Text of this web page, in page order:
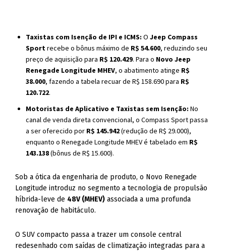
Taxistas com Isenção de IPI e ICMS: OJeep Compass
Sportrecebe o bônus máximo de R$ 54.600, reduzindo seu
preço de aquisição para R$ 120.429. Para o Novo Jeep
Renegade Longitude MHEV, o abatimento atinge R$
38.000, fazendo a tabela recuar de R$ 158.690 para R$
120.722.
Motoristas de Aplicativo e Taxistas sem Isenção: No
canal de venda direta convencional, o Compass Sport passa
a ser oferecido por R$ 145.942(redução de R$ 29.000),
enquanto o Renegade Longitude MHEV é tabelado em R$
143.138(bônus de R$ 15.600).
Sob a ótica da engenharia de produto, o Novo Renegade
Longitude introduz no segmento a tecnologia de propulsão
híbrida-leve de 48V (MHEV) associada a uma profunda
renovação de habitáculo.
O SUV compacto passa a trazer um console central
redesenhado com saídas de climatização integradas para a